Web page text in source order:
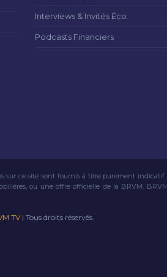
Interviews & Invités Éco
Podcasts Financiers
sur ce site sont fournis à titre purement
ou une offre officielle de la BRVM.
TV| Tous droits réservés.